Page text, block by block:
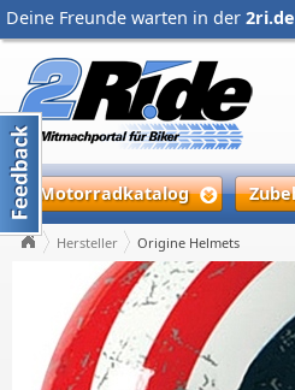
Deine Freunde warten in der
Motorradkatalog
Hersteller Origine Helmets